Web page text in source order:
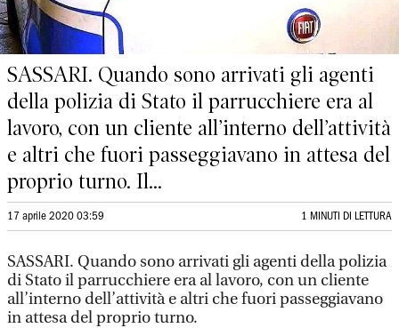
SASSARI. Quando sono arrivati gli agenti
della polizia di Stato il parrucchiere era al
lavoro, con un cliente all’interno dell’attività
e altri che fuori passeggiavano in attesa del
proprio turno. Il...
17 aprile 2020 03:59 1 MINUTI DI LETTURA
SASSARI. Quando sono arrivati gli agenti della polizia
di Stato il parrucchiere era al lavoro, con un cliente
all’interno dell’attività e altri che fuori passeggiavano
in attesa del proprio turno.